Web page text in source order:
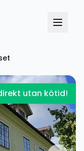
utan kötid!